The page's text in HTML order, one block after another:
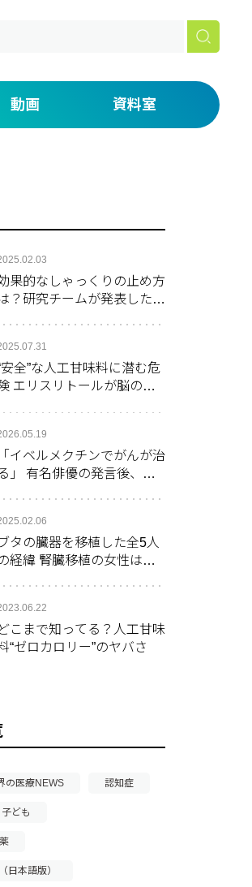
動画
メンタリー―
資料室
果的なしゃっくりの止め方
？研究チームが発表した方
安全”な人工甘味料に潜む危
険 エリスリトールが脳の健
「イベルメクチンでがんが治
」 有名俳優の発言後、米
タの臓器を移植した全5人
経緯 腎臓移植の女性は最
どこまで知ってる？人工甘味
“ゼロカロリー”のヤバさ
の医療NEWS 認知症
子ども
日本語版）